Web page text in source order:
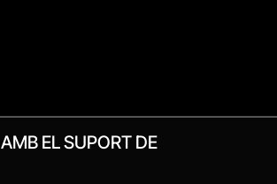
AMB EL SUPORT DE